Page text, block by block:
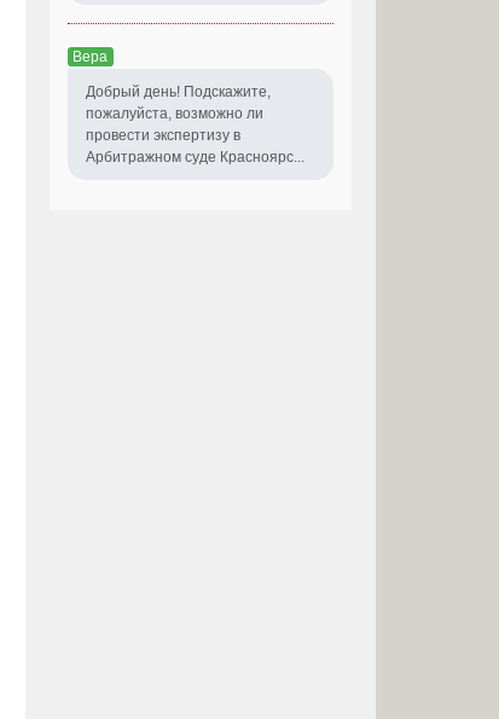
Вера
Добрый день! Подскажите,
пожалуйста, возможно ли
провести экспертизу в
Арбитражном суде Красноярс...